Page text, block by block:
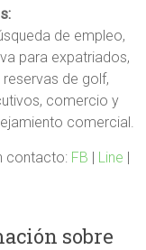
de empleo,
para expatriados,
de golf,
comercio y
comercial.
contacto: FB | Line |
sobre